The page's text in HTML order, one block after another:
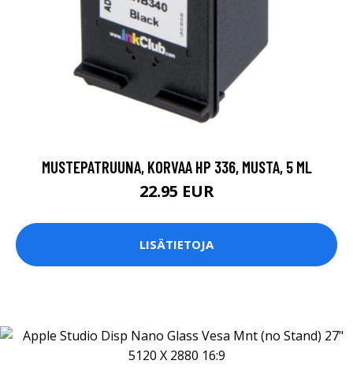
MUSTEPATRUUNA, KORVAA HP 336, MUSTA, 5 ML
22.95 EUR
LISÄTIETOJA